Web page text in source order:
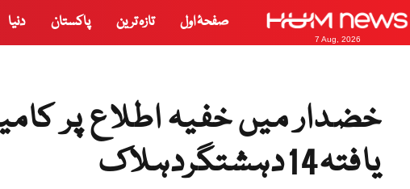
7 Aug, 2026
صفحۂ اول تازہ ترین پاکستان دنیا
خضدار میں خفیہ اطلاع پر
یافتہ14دہشتگردہلاک